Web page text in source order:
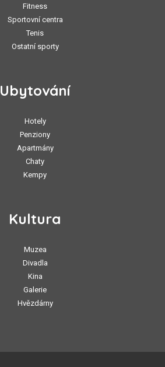
Fitness
Sportovní centra
Tenis
Ostatní sporty
Ubytování
Hotely
Penziony
Apartmány
Chaty
Kempy
Kultura
Muzea
Divadla
Kina
Galerie
Hvězdárny